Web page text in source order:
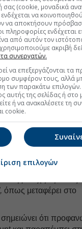
στο
των
υπάρξει το βράδυ
με τις προσφορές
4,3 δισ, το Δημόσιο
αρχικά 1,3 δισ,
μειοψηφίας.
θα είναι το ύψος των
των επενδυτών,
στη νέα της
στη μετοχή την
όπως μεταφέρει στο
ότι
(cookie, μοναδικά
να
να αποκτήσουν
πληροφορίες ενδέχεται
από αυτόν τον
ακριβή
συνεργατών.
να επεξεργάζονται τα
συμφέρον τους, αλλά
των παρακάτω
αυτής της σελίδας ή στο
ή να ανακαλέσετε τη
cookie.
επιλογών